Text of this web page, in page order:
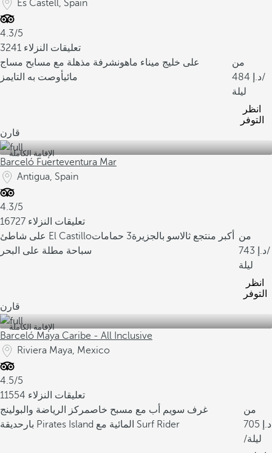
Es Castell, Spain
4.3/5
3241 تعليقات النزلاء
على خليج ميناء ماهونشرفة مذهلة مع مسابح مساج
مائيأوصت به التايمز
من
484
/
ليلة
انظر
التوفر
قارن
الإقامة الكاملة
Barceló Fuerteventura Mar
Antigua, Spain
4.3/5
16727 تعليقات النزلاء
على شاطئ El Castillo
أكبر منتجع ثالاسو بالجزيرة
3 حمامات
سباحة مطلة على البحر
من
743
/
ليلة
انظر
التوفر
قارن
الإقامة الكاملة
Barceló Maya Caribe - All Inclusive
Riviera Maya, Mexico
4.5/5
11554 تعليقات النزلاء
غرف سويم أب مع مسبح خاصمركز الرياضة والبولينج
بار
حديقة Pirates Island المائية مع Surf Rider
من
705
/ليلة